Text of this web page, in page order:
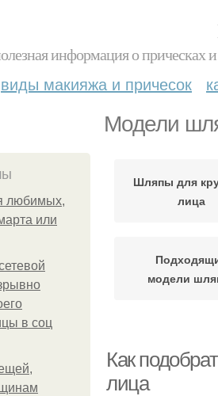
информация о прическах
виды макияжа и причесок
Модели
любимых,
или
в соц
Шляпы для
лица
модели
Как
лица